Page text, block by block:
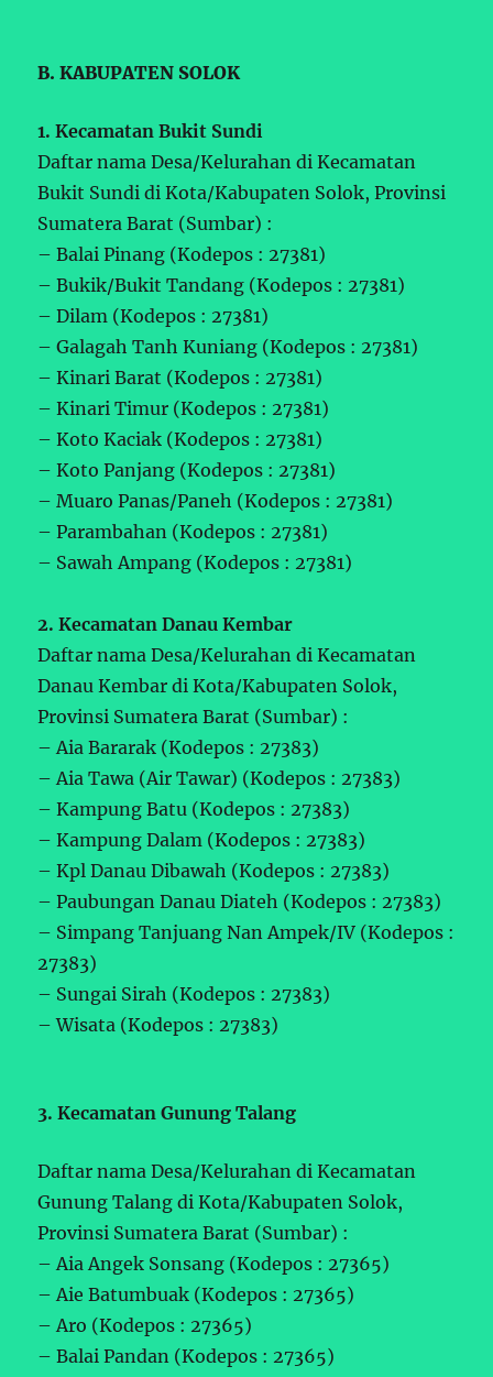
B. KABUPATEN SOLOK
1. Kecamatan Bukit Sundi
Daftar nama Desa/Kelurahan di Kecamatan
Bukit Sundi di Kota/Kabupaten Solok, Provinsi
Sumatera Barat (Sumbar) :
– Balai Pinang (Kodepos : 27381)
– Bukik/Bukit Tandang (Kodepos : 27381)
– Dilam (Kodepos : 27381)
– Galagah Tanh Kuniang (Kodepos : 27381)
– Kinari Barat (Kodepos : 27381)
– Kinari Timur (Kodepos : 27381)
– Koto Kaciak (Kodepos : 27381)
– Koto Panjang (Kodepos : 27381)
– Muaro Panas/Paneh (Kodepos : 27381)
– Parambahan (Kodepos : 27381)
– Sawah Ampang (Kodepos : 27381)
2. Kecamatan Danau Kembar
Daftar nama Desa/Kelurahan di Kecamatan
Danau Kembar di Kota/Kabupaten Solok,
Provinsi Sumatera Barat (Sumbar) :
– Aia Bararak (Kodepos : 27383)
– Aia Tawa (Air Tawar) (Kodepos : 27383)
– Kampung Batu (Kodepos : 27383)
– Kampung Dalam (Kodepos : 27383)
– Kpl Danau Dibawah (Kodepos : 27383)
– Paubungan Danau Diateh (Kodepos : 27383)
– Simpang Tanjuang Nan Ampek/IV (Kodepos :
27383)
– Sungai Sirah (Kodepos : 27383)
– Wisata (Kodepos : 27383)
3. Kecamatan Gunung Talang
Daftar nama Desa/Kelurahan di Kecamatan
Gunung Talang di Kota/Kabupaten Solok,
Provinsi Sumatera Barat (Sumbar) :
– Aia Angek Sonsang (Kodepos : 27365)
– Aie Batumbuak (Kodepos : 27365)
– Aro (Kodepos : 27365)
– Balai Pandan (Kodepos : 27365)